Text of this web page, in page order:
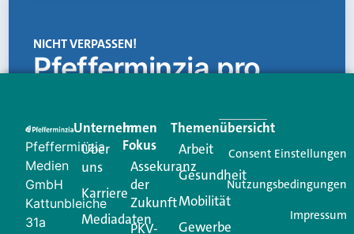
NICHT VERPASSEN!
Pfefferminzia.pro
Creator für Ihre Kundenkommunikation. Alles, was
Ihren Vertriebsalltag leichter macht. Mit nur einem
Login.
Jetzt anmelden
Pfefferminzia
Medien
GmbH
Kattunbleiche
31a
Unternehmen
Über
uns
Karriere
Mediadaten
Im
Fokus
Assekuranz
der
Zukunft
PKV-
Themenübersicht
Arbeit
Gesundheit
Mobilität
Gewerbe
Consent Einstellungen
Nutzungsbedingungen
Impressum